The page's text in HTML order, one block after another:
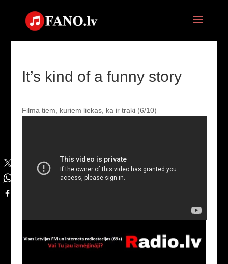
It’s kind of a funny story
Filma tiem, kuriem liekas, ka ir traki (6/10)